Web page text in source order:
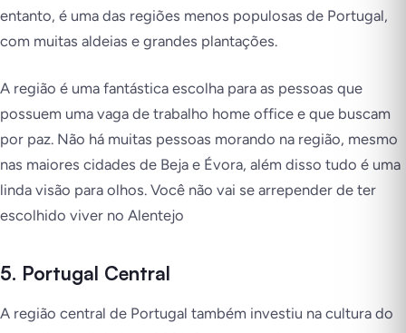
entanto, é uma das regiões menos populosas de Portugal,
com muitas aldeias e grandes plantações.
A região é uma fantástica escolha para as pessoas que
possuem uma vaga de trabalho home office e que buscam
por paz. Não há muitas pessoas morando na região, mesmo
nas maiores cidades de Beja e Évora, além disso tudo é uma
linda visão para olhos. Você não vai se arrepender de ter
escolhido viver no Alentejo
5. Portugal Central
A região central de Portugal também investiu na cultura do